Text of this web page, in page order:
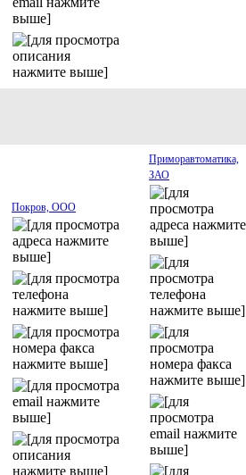
Покров, ООО
Приморавтоматика,
ЗАО